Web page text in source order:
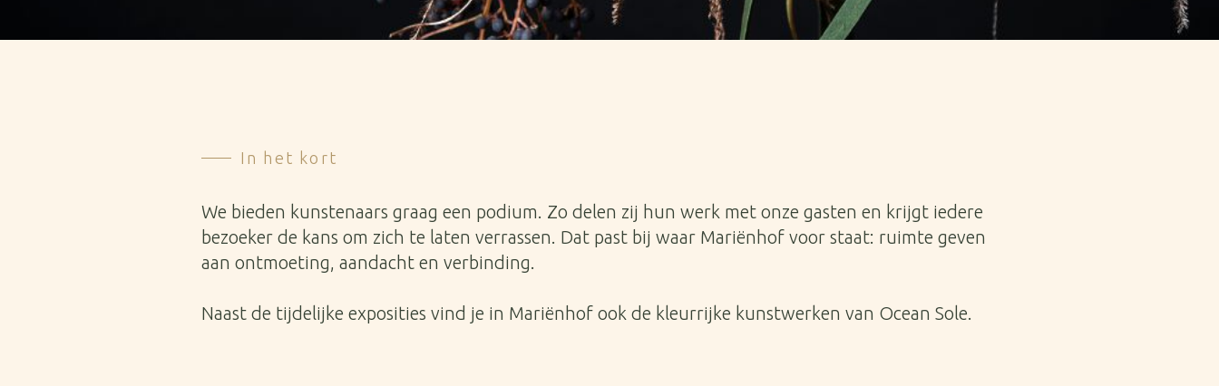
In het kort
We bieden kunstenaars graag een podium. Zo delen zij hun werk met onze gasten en krijgt iedere
bezoeker de kans om zich te laten verrassen. Dat past bij waar Mariënhof voor staat: ruimte geven
aan ontmoeting, aandacht en verbinding.
Naast de tijdelijke exposities vind je in Mariënhof ook de kleurrijke kunstwerken van Ocean Sole.